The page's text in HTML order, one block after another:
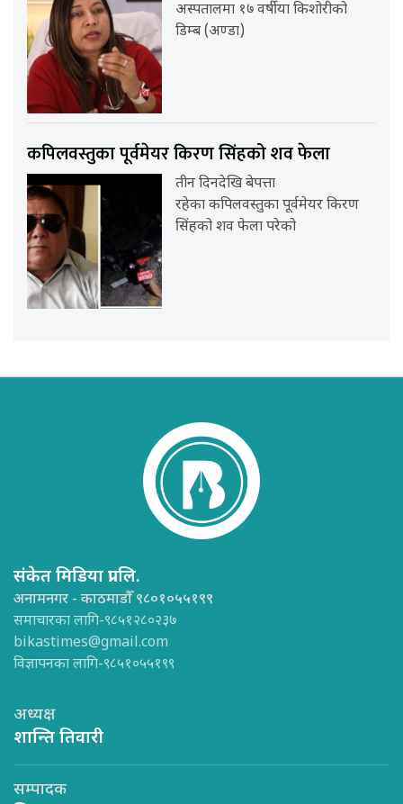
अस्पतालमा १७ वर्षीया किशोरीको
डिम्ब (अण्डा)
कपिलवस्तुका पूर्वमेयर किरण सिंहको शव फेला
तीन दिनदेखि बेपत्ता
रहेका कपिलवस्तुका पूर्वमेयर किरण
सिंहको शव फेला परेको
संकेत मिडिया प्रा.लि.
अनामनगर - काठमाडौँ ९८०१०५५१९९
समाचारका लागि-९८५१२८०२३७
bikastimes@gmail.com
विज्ञापनका लागि-९८५१०५५१९९
अध्यक्ष
शान्ति तिवारी
सम्पादक